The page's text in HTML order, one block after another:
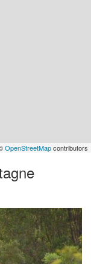
OpenStreetMapcontributors